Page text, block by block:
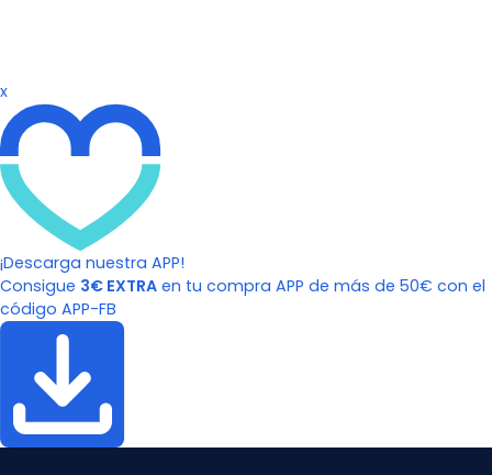
x
¡Descarga nuestra APP!
Consigue 3€ EXTRA en tu compra APP de más de 50€ con el
código APP-FB